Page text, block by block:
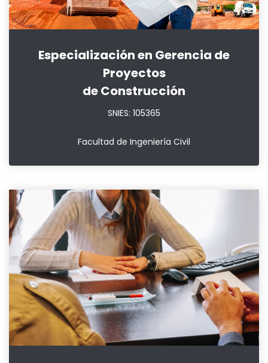
Especialización en Gerencia de
Proyectos
de Construcción
SNIES: 105365
Facultad de Ingeniería Civil